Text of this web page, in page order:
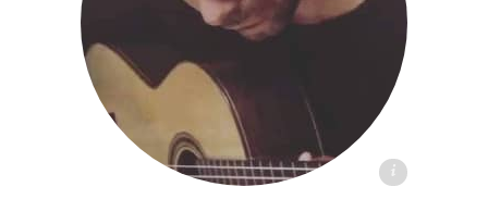
Βαγγέλης Γ. - daskaloi.gr